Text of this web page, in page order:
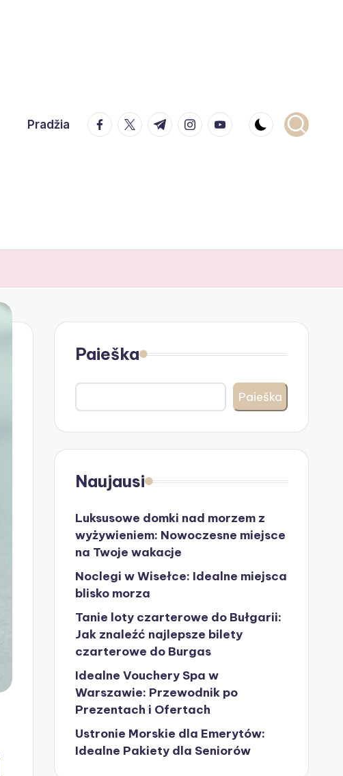
Pradžia facebook.com
twitter.com
t.me instagram.com
youtube.com
Paieška
Paieška
Naujausi
Luksusowe domki nad morzem z
wyżywieniem: Nowoczesne miejsce
na Twoje wakacje
Noclegi w Wisełce: Idealne miejsca
blisko morza
Tanie loty czarterowe do Bułgarii:
Jak znaleźć najlepsze bilety
czarterowe do Burgas
Idealne Vouchery Spa w
Warszawie: Przewodnik po
Prezentach i Ofertach
Ustronie Morskie dla Emerytów:
Idealne Pakiety dla Seniorów